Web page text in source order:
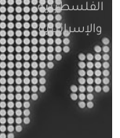
الفلسطينية
والإسرائيلية